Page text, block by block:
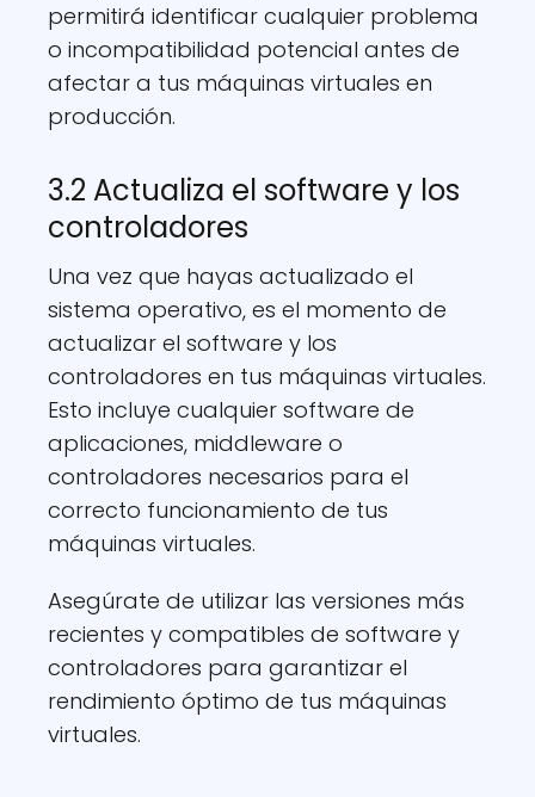
permitirá identificar cualquier problema
o incompatibilidad potencial antes de
afectar a tus máquinas virtuales en
producción.
3.2 Actualiza el software y los
controladores
Una vez que hayas actualizado el
sistema operativo, es el momento de
actualizar el software y los
controladores en tus máquinas virtuales.
Esto incluye cualquier software de
aplicaciones, middleware o
controladores necesarios para el
correcto funcionamiento de tus
máquinas virtuales.
Asegúrate de utilizar las versiones más
recientes y compatibles de software y
controladores para garantizar el
rendimiento óptimo de tus máquinas
virtuales.